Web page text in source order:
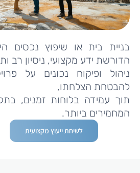
בניית בית או שיפוץ נכסים
הדורשת ידע מקצועי, ניסיון רב
ניהול ופיקוח נכונים על
להבטחת הצלחתו,
תוך עמידה בלוחות זמנים,
המחמירים ביותר.
לשיחת ייעוץ מקצועית